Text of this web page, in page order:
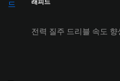
래피드
전력 질주 드리블 속도